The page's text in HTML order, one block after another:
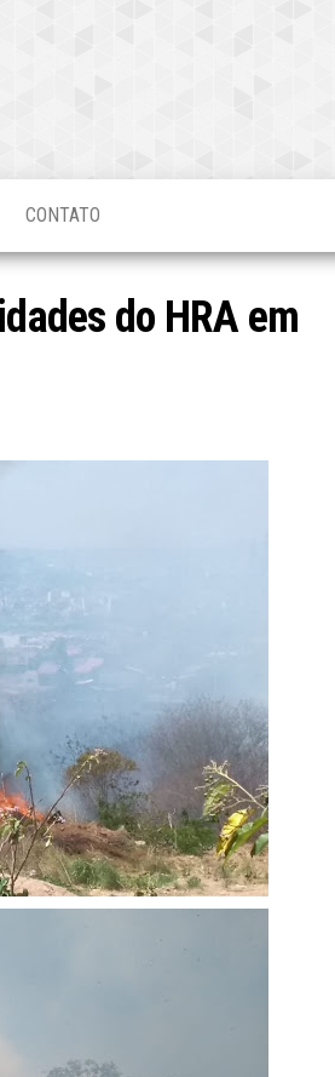
CONTATO
do HRA em